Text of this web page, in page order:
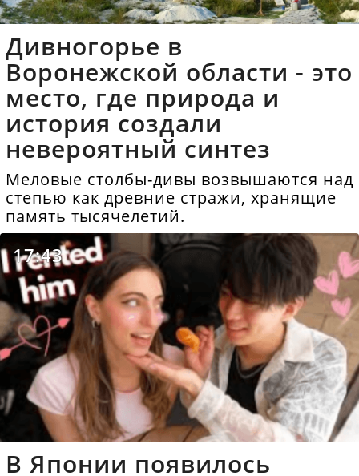
Дивногорье в
Воронежской области - это
место, где природа и
история создали
невероятный синтез
Меловые столбы-дивы возвышаются над
степью как древние стражи, хранящие
память тысячелетий.
17:43
В Японии появилось